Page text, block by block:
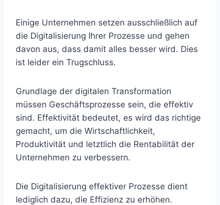
Einige Unternehmen setzen ausschließlich auf
die Digitalisierung Ihrer Prozesse und gehen
davon aus, dass damit alles besser wird. Dies
ist leider ein Trugschluss.
Grundlage der digitalen Transformation
müssen Geschäftsprozesse sein, die effektiv
sind. Effektivität bedeutet, es wird das richtige
gemacht, um die Wirtschaftlichkeit,
Produktivität und letztlich die Rentabilität der
Unternehmen zu verbessern.
Die Digitalisierung effektiver Prozesse dient
lediglich dazu, die Effizienz zu erhöhen.